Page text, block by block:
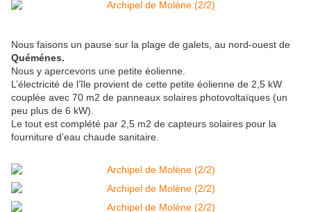
Nous faisons un pause sur la plage de galets, au nord-ouest de
Quéménes.
Nous y apercevons une petite éolienne.
L’électricité de l’île provient de cette petite éolienne de 2,5 kW
couplée avec 70 m2 de panneaux solaires photovoltaïques (un
peu plus de 6 kW).
Le tout est complété par 2,5 m2 de capteurs solaires pour la
fourniture d’eau chaude sanitaire.